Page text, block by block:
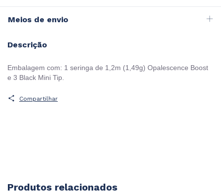
Meios de envio
Descrição
Embalagem com: 1 seringa de 1,2m (1,49g) Opalescence Boost
e 3 Black Mini Tip.
Compartilhar
Produtos relacionados